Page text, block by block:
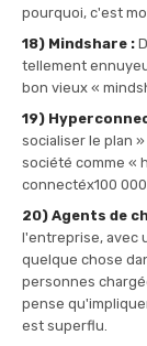
pourquoi, c'est
18) Mindshare :
tellement
bon vieux «
19)
socialiser le plan
société comme «
connectéx100 000.
20) Agents de
l'entreprise, avec
quelque chose
personnes
pense
est superflu.